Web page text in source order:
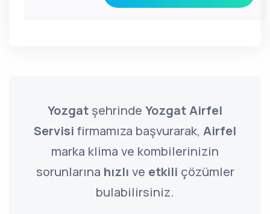
Yozgat şehrinde Yozgat Airfel
Servisi firmamıza başvurarak, Airfel
marka klima ve kombilerinizin
sorunlarına hızlı ve etkili çözümler
bulabilirsiniz.